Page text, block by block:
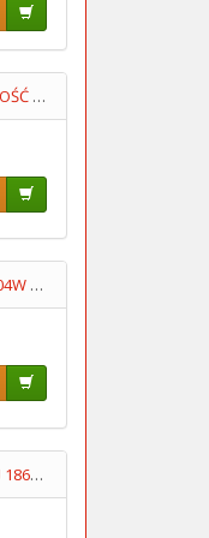
LAMINAT DS18X25CM GRUBOŚĆ 1MM DWUSTRONNY
ROZDZIELACZ SIECIOWY P904W 16A 3GNIAZDA UZIOM WYŁĄCZNIK
MODUŁ ŁADOWANIA ACCCU 18650 4S TYP02-MODUŁ OCHRONY ACCU 14.8